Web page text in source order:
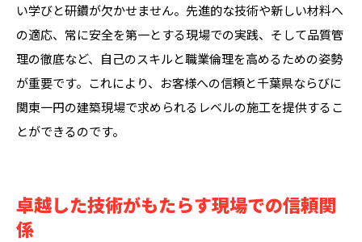
い学びと研鑽が欠かせません。先進的な技術や新しい材料へ
の適応、常に安全を第一とする現場での実践、そして品質管
理の徹底など、自己のスキルと職業倫理を高めるための姿勢
が重要です。これにより、お客様への信頼と千葉県ならびに
関東一円の建築現場で求められるレベルの施工を提供するこ
とができるのです。
卓越した技術がもたらす現場での信頼関
係